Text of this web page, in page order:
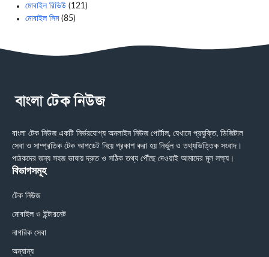
মোবাইল রিভিউ (121)
মোবাইল সিম(85)
বাংলা টেক নিউজ একটি নির্ভরযোগ্য অনলাইন নিউজ পোর্টাল, যেখানে প্রযুক্তি, ডিজিটাল
সেবা ও সাম্প্রতিক টেক আপডেট নিয়ে প্রকাশ করা হয় নির্ভুল ও তথ্যভিত্তিক সংবাদ।
পাঠকদের জন্য সহজ ভাষায় দ্রুত ও সঠিক তথ্য পৌঁছে দেওয়াই আমাদের মূল লক্ষ্য।
বিভাগসমূহ
টেক নিউজ
মোবাইল ও ইন্টারনেট
নাগরিক সেবা
অন্যান্য